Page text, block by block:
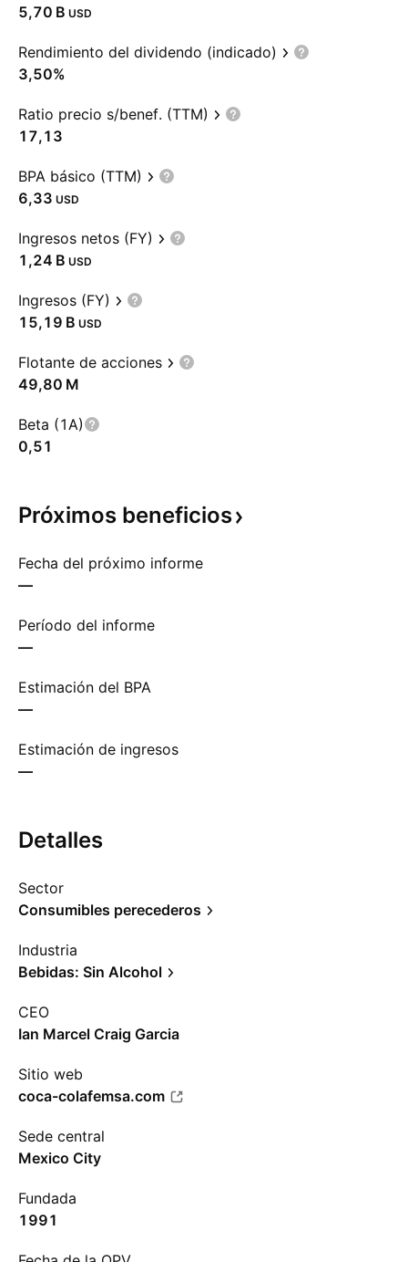
‪5,70 B‬ USD
Rendimiento del dividendo (indicado)
3,50%
Ratio precio s/benef. (TTM)
17,13
BPA básico (TTM)
6,33 USD
Ingresos netos (FY)
‪1,24 B‬ USD
Ingresos (FY)
‪15,19 B‬ USD
Flotante de acciones
‪49,80 M‬
Beta (1A)
0,51
Próximos beneficios
Fecha del próximo informe
—
Período del informe
—
Estimación del BPA
—
Estimación de ingresos
—
Detalles
Sector
Consumibles perecederos
Industria
Bebidas: Sin Alcohol
CEO
Ian Marcel Craig Garcia
Sitio web
coca-colafemsa.com
Sede central
Mexico City
Fundada
1991